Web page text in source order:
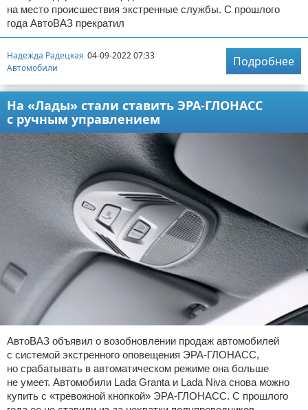
на место происшествия экстренные службы. С прошлого
года АвтоВАЗ прекратил
Надежда Радецкая 04-09-2022 07:33
Автомобили
Подробнее
На «Лады» стали ставить ЭРА-ГЛОНАСС
с ручным управлением
АвтоВАЗ объявил о возобновлении продаж автомобилей
с системой экстренного оповещения ЭРА-ГЛОНАСС,
но срабатывать в автоматическом режиме она больше
не умеет. Автомобили Lada Granta и Lada Niva снова можно
купить с «тревожной кнопкой» ЭРА-ГЛОНАСС. С прошлого